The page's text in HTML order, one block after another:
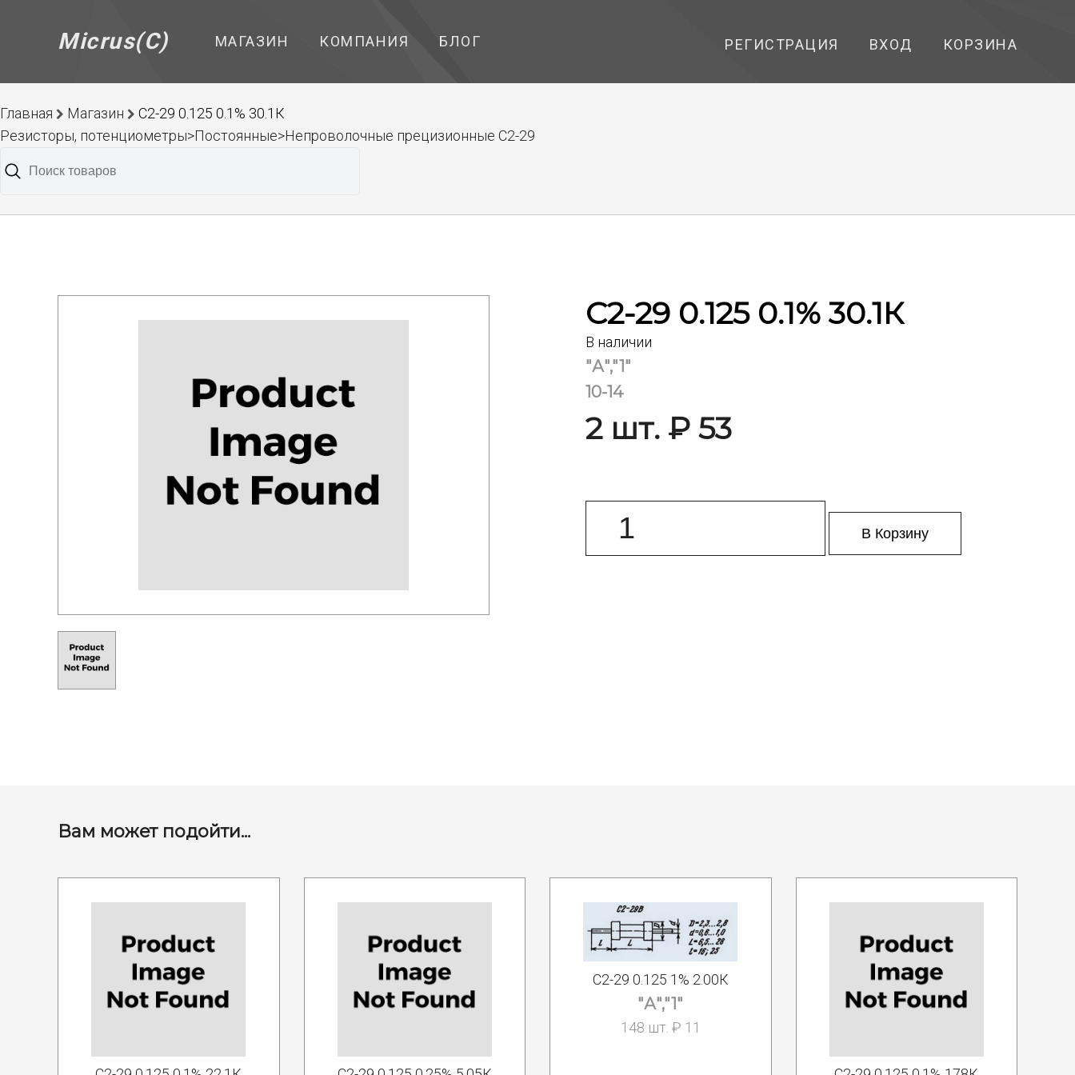
Micrus(C) МАГАЗИН КОМПАНИЯ БЛОГ РЕГИСТРАЦИЯ ВХОД КОРЗИНА
Главная Магазин
С2-29 0.125 0.1% 30.1К
Резисторы, потенциометры>Постоянные>Непроволочные прецизионные С2-29
С2-29 0.125 0.1% 30.1К
В наличии
"А","1"
10-14
2 шт. ₽ 53
В Корзину
Вам может подойти...
С2-29 0.125 1% 2.00К
"А","1"
148 шт. ₽ 11